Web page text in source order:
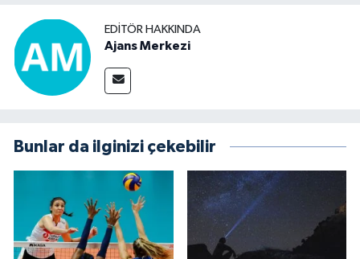
EDITÖR HAKKINDA
Ajans Merkezi
Bunlar da ilginizi çekebilir